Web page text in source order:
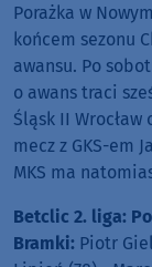
Porażka w
końcem sezonu
awansu. Po
o awans traci
Śląsk II
mecz z GKS-em
MKS ma
Betclic 2. liga:
Bramki: Piotr